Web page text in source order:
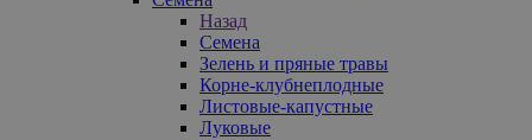
Назад
Семена
Зелень и пряные травы
Корне-клубнеплодные
Листовые-капустные
Луковые